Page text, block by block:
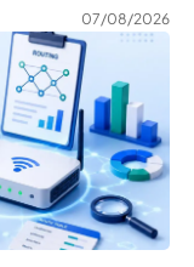
07/08/2026